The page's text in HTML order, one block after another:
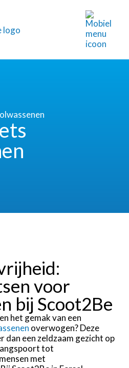
voor
bij Scoot2Be
het gemak van een
overwogen? Deze
dan een zeldzaam gezicht op
tot
met